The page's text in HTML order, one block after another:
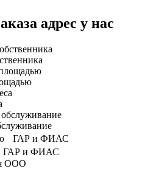
адрес у нас
ГАР и ФИАС